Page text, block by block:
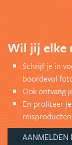
Wil jij elke
Schrijf je in
boordevol
Ook ontvang
En profiteer
AANMELDEN